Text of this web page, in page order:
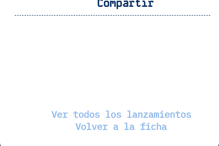
Compartir
Ver todos los lanzamientos
Volver a la ficha